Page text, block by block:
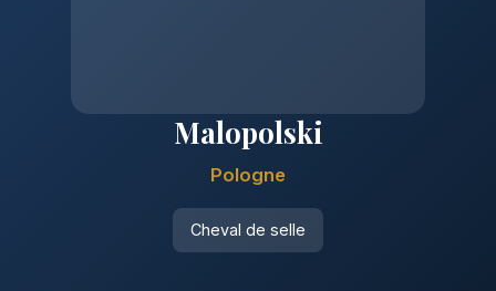
Malopolski
Pologne
Cheval de selle